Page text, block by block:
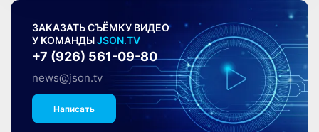
ЗАКАЗАТЬ СЪЁМКУ ВИДЕО
У КОМАНДЫJSON.TV
+7 (926) 561-09-80
news@json.tv
Написать